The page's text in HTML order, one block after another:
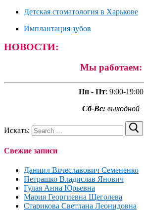
Детская стоматология в Харькове
Имплантация зубов
НОВОСТИ:
Мы работаем:
Пн - Пт: 9:00-19:00
Сб-Вс: выходной
Искать:
Свежие записи
Даниил Вячеславович Семененко
Петрашко Владислав Янович
Гулая Анна Юрьевна
Мария Георгиевна Щеголева
Старикова Светлана Леонидовна